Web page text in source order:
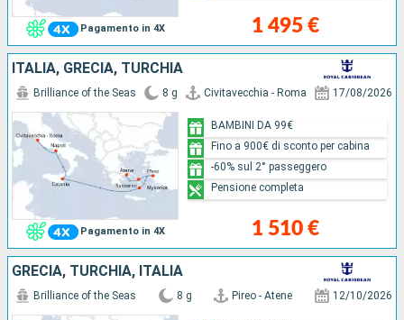
Pagamento in 4X 1 495 €
ITALIA, GRECIA, TURCHIA
Pagamento in 4X
Brilliance of the Seas 8 g Civitavecchia - Roma 17/08/2026
1 510 €
BAMBINI DA 99€
Fino a 900€ di sconto per cabina
-60% sul 2° passeggero
Pensione completa
GRECIA, TURCHIA, ITALIA
Brilliance of the Seas 8 g Pireo - Atene 12/10/2026